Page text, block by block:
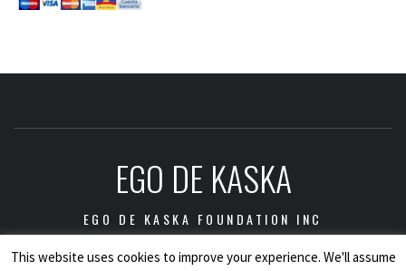
EGO DE KASKA
EGO DE KASKA FOUNDATION INC
This website uses cookies to improve your experience. We'll assume